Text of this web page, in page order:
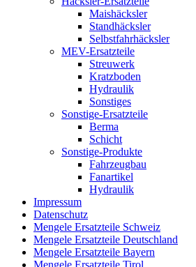
Maishäcksler
Standhäcksler
Selbstfahrhäcksler
MEV-Ersatzteile
Streuwerk
Kratzboden
Hydraulik
Sonstiges
Sonstige-Ersatzteile
Berma
Schicht
Sonstige-Produkte
Fahrzeugbau
Fanartikel
Hydraulik
Impressum
Datenschutz
Mengele Ersatzteile Schweiz
Mengele Ersatzteile Deutschland
Mengele Ersatzteile Bayern
Mengele Ersatzteile Tirol